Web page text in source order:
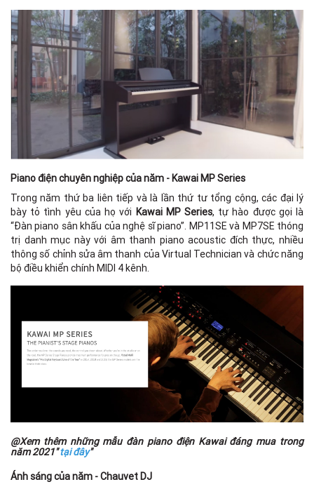
Piano điện chuyên nghiệp của năm - Kawai MP Series
Trong năm thứ ba liên tiếp và là lần thứ tư tổng cộng, các đại lý
bày tỏ tình yêu của họ với Kawai MP Series, tự hào được gọi là
“Đàn piano sân khấu của nghệ sĩ piano”. MP11SE và MP7SE thóng
trị danh mục này với âm thanh piano acoustic đích thực, nhiều
thông số chỉnh sửa âm thanh của Virtual Technician và chức năng
bộ điều khiển chính MIDI 4 kênh.
@Xem thêm những mẫu đàn piano điện Kawai đáng mua trong
năm 2021"tại đây"
Ánh sáng của năm - Chauvet DJ